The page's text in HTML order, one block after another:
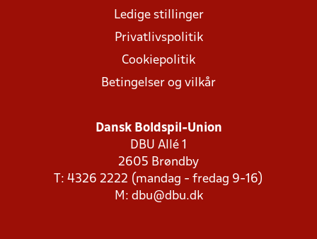
Ledige stillinger
Privatlivspolitik
Cookiepolitik
Betingelser og vilkår
Dansk Boldspil-Union
DBU Allé 1
2605 Brøndby
T: 4326 2222 (mandag - fredag 9-16)
M: dbu@dbu.dk